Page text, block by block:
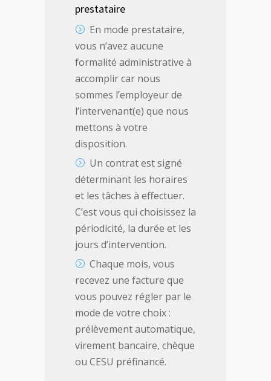
prestataire
En mode prestataire,
vous n’avez aucune
formalité administrative à
accomplir car nous
sommes l’employeur de
l’intervenant(e) que nous
mettons à votre
disposition.
Un contrat est signé
déterminant les horaires
et les tâches à effectuer.
C’est vous qui choisissez la
périodicité, la durée et les
jours d’intervention.
Chaque mois, vous
recevez une facture que
vous pouvez régler par le
mode de votre choix :
prélèvement automatique,
virement bancaire, chèque
ou CESU préfinancé.